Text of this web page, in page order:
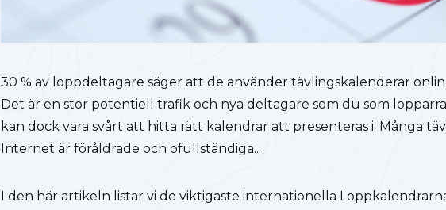
30 % av loppdeltagare säger att de använder tävlingskalenderar
Det är en stor potentiell trafik och nya deltagare som du som
kan dock vara svårt att hitta rätt kalendrar att presenteras i. Många
Internet är föråldrade och ofullständiga...
I den här artikeln listar vi de viktigaste internationella